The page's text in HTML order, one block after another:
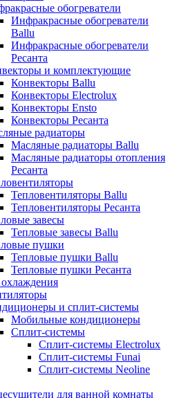
обогреватели
Инфракрасные обогреватели
Ballu
Инфракрасные обогреватели
Ресанта
и комплектующие
Конвекторы Ballu
Конвекторы Electrolux
Конвекторы Ensto
Конвекторы Ресанта
радиаторы
Масляные радиаторы Ballu
Масляные радиаторы отопления
Ресанта
Тепловентиляторы Ballu
Тепловентиляторы Ресанта
завесы
Тепловые завесы Ballu
пушки
Тепловые пушки Ballu
Тепловые пушки Ресанта
и сплит-системы
Мобильные кондиционеры
Сплит-системы
Сплит-системы Electrolux
Сплит-системы Funai
Сплит-системы Neoline
для ванной комнаты